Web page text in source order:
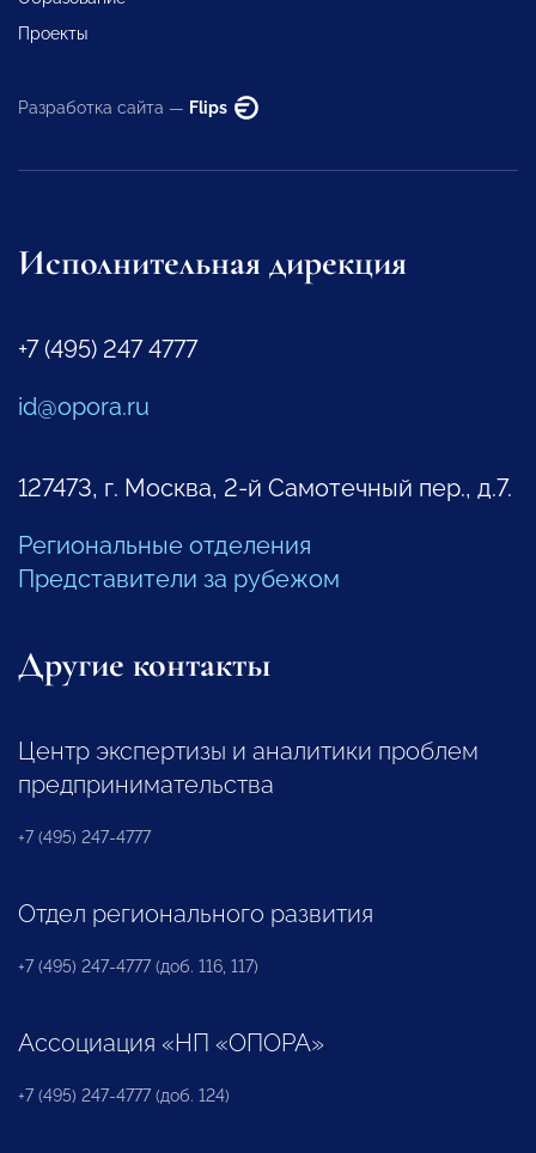
Проекты
Разработка сайта — Flips
Исполнительная дирекция
+7 (495) 247 4777
id@opora.ru
127473, г. Москва, 2-й Самотечный пер., д.7.
Региональные отделения
Представители за рубежом
Другие контакты
Центр экспертизы и аналитики проблем
предпринимательства
+7 (495) 247-4777
Отдел регионального развития
+7 (495) 247-4777 (доб. 116, 117)
Ассоциация «НП «ОПОРА»
+7 (495) 247-4777 (доб. 124)